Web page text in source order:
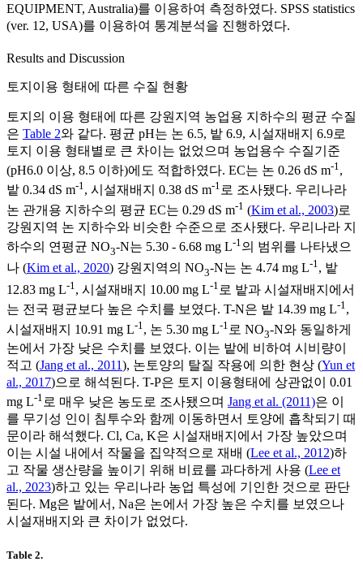
EQUIPMENT, Australia)를 이용하여 측정하였다. SPSS statistics
(ver. 12, USA)를 이용하여 통계분석을 진행하였다.
Results and Discussion
토지이용 형태에 따른 수질 현황
토지의 이용 형태에 따른 강원지역 농업용 지하수의 평균 수질
은 Table 2와 같다. 평균 pH는 논 6.5, 밭 6.9, 시설재배지 6.9로
토지 이용 형태별로 큰 차이는 없었으며 농업용수 수질기준
(pH6.0 이상, 8.5 이하)에도 적합하였다. EC는 논 0.26 dS m-1 ,
밭 0.34 dS m-1, 시설재배지 0.38 dS m-1로 조사됐다. 우리나라
논 관개용 지하수의 평균 EC는 0.29 dS m-1 (Kim et al., 2003)로
강원지역 논 지하수와 비슷한 수준으로 조사됐다. 우리나라 지
하수의 연평균 NO3-N는 5.30 - 6.68 mg L-1 의 범위를 나타냈으
나 (Kim et al., 2020) 강원지역의 NO3-N는 논 4.74 mg L-1, 밭
12.83 mg L-1 , 시설재배지 10.00 mg L-1 로 밭과 시설재배지에서
는 전국 평균보다 높은 수치를 보였다. T-N은 밭 14.39 mg L-1,
시설재배지 10.91 mg L-1 , 논 5.30 mg L-1 로 NO3-N와 동일하게
논에서 가장 낮은 수치를 보였다. 이는 밭에 비하여 시비량이
적고 (Jang et al., 2011), 논토양의 탈질 작용에 의한 현상 (Yun et
al., 2017)으로 해석된다. T-P은 토지 이용형태에 상관없이 0.01
mg L-1로 매우 낮은 농도로 조사됐으며 Jang et al. (2011)은 이
를 무기성 인이 침투수와 함께 이동하면서 토양에 흡착되기 때
문이라 해석했다. Cl, Ca, K은 시설재배지에서 가장 높았으며
이는 시설 내에서 작물을 집약적으로 재배 (Lee et al., 2012)하
고 작물 생산량을 높이기 위해 비료를 과다하게 사용 (Lee et
al., 2023)하고 있는 우리나라 농업 특성에 기인한 것으로 판단
된다. Mg은 밭에서, Na은 논에서 가장 높은 수치를 보였으나
시설재배지와 큰 차이가 없었다.
Table 2.